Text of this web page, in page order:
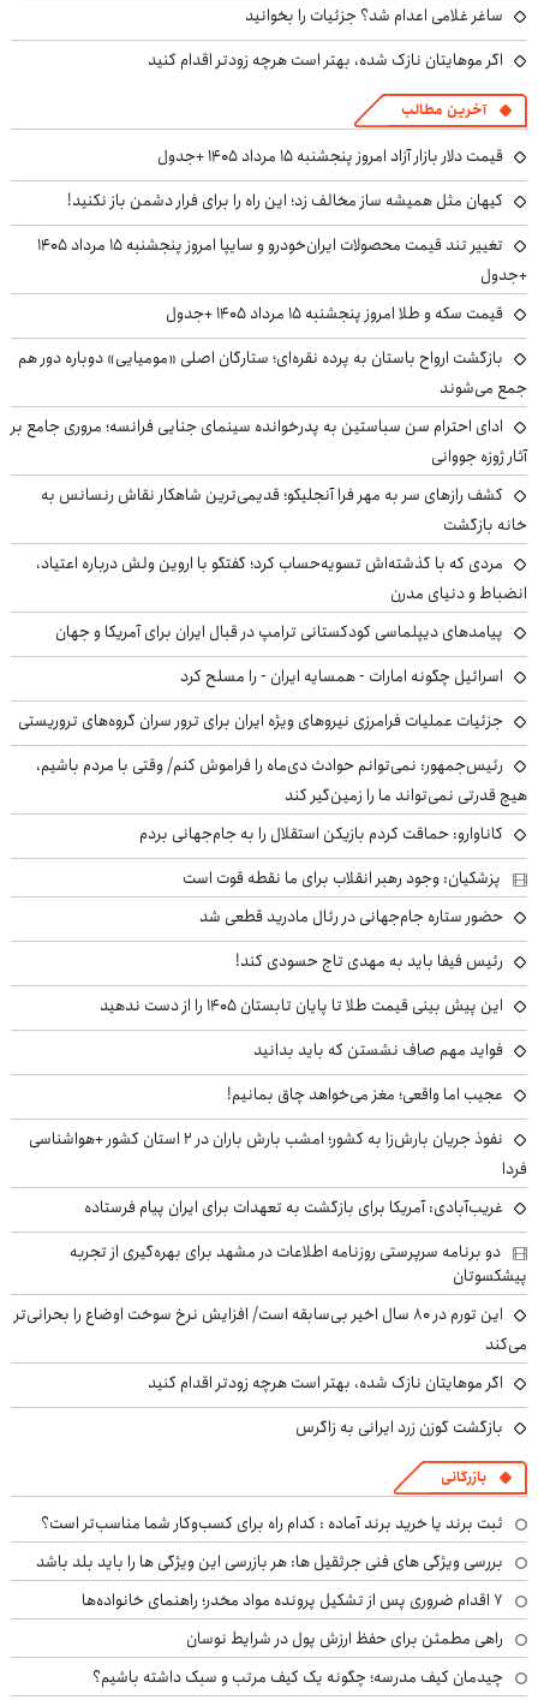
ساغر غلامی اعدام شد؟ جزئیات را بخوانید
اگر موهایتان نازک شده، بهتر است هرچه زودتر اقدام کنید
آخرین مطالب
قیمت دلار بازار آزاد امروز پنجشنبه ۱۵ مرداد ۱۴۰۵ +جدول
کیهان مثل همیشه ساز مخالف زد؛ این راه را برای فرار دشمن باز نکنید!
تغییر تند قیمت محصولات ایران‌خودرو و سایپا امروز پنجشنبه ۱۵ مرداد ۱۴۰۵
+جدول
قیمت سکه و طلا امروز پنجشنبه ۱۵ مرداد ۱۴۰۵ +جدول
بازگشت ارواح باستان به پرده نقره‌ای؛ ستارگان اصلی «مومیایی» دوباره دور هم
جمع می‌شوند
ادای احترام سن سباستین به پدرخوانده سینمای جنایی فرانسه؛ مروری جامع بر
آثار ژوزه جووانی
کشف رازهای سر به مهر فرا آنجلیکو؛ قدیمی‌ترین شاهکار نقاش رنسانس به
خانه بازگشت
مردی که با گذشته‌اش تسویه‌حساب کرد؛ گفتگو با اروین ولش درباره اعتیاد،
انضباط و دنیای مدرن
پیامدهای دیپلماسی کودکستانی ترامپ در قبال ایران برای آمریکا و جهان
اسرائیل چگونه امارات - همسایه ایران - را مسلح کرد
جزئیات عملیات فرامرزی نیروهای ویژه ایران برای ترور سران گروه‌های تروریستی
رئیس‌جمهور: نمی‌توانم حوادث دی‌ماه را فراموش کنم/ وقتی با مردم باشیم،
هیچ قدرتی نمی‌تواند ما را زمین‌گیر کند
کاناوارو: حماقت کردم بازیکن استقلال را به جام‌جهانی بردم
پزشکیان: وجود رهبر انقلاب برای ما نقطه قوت است
حضور ستاره جام‌جهانی در رئال مادرید قطعی شد
رئیس فیفا باید به مهدی تاج حسودی کند!
این پیش بینی قیمت طلا تا پایان تابستان ۱۴۰۵ را از دست ندهید
فواید مهم صاف نشستن که باید بدانید
عجیب اما واقعی؛ مغز می‌خواهد چاق بمانیم!
نفوذ جریان بارش‌زا به کشور؛ امشب بارش باران در ۲ استان کشور +هواشناسی
فردا
غریب‌آبادی: آمریکا برای بازگشت به تعهدات برای ایران پیام فرستاده
دو برنامه سرپرستی روزنامه اطلاعات در مشهد برای بهره‌گیری از تجربه
پیشکسوتان
این تورم در ۸۰ سال اخیر بی‌سابقه است/ افزایش نرخ سوخت اوضاع را بحرانی‌تر
می‌کند
اگر موهایتان نازک شده، بهتر است هرچه زودتر اقدام کنید
بازگشت گوزن زرد ایرانی به زاگرس
بازرگانی
ثبت برند یا خرید برند آماده : کدام راه برای کسب‌وکار شما مناسب‌تر است؟
بررسی ویژگی های فنی جرثقیل ها: هر بازرسی این ویژگی ها را باید بلد باشد
۷ اقدام ضروری پس از تشکیل پرونده مواد مخدر؛ راهنمای خانواده‌ها
راهی مطمئن برای حفظ ارزش پول در شرایط نوسان
چیدمان کیف مدرسه؛ چگونه یک کیف مرتب و سبک داشته باشیم؟